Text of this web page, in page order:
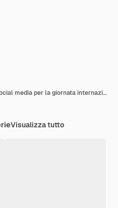
Modello di copertina dei social media per la giornata internazionale della donna disegnata a mano
Visualizza tutto